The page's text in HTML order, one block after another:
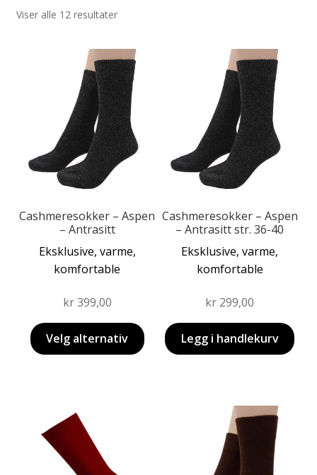
Produkter
Fold
ut
Viser alle 12 resultater
Cashmeresokker – Aspen
– Antrasitt
Eksklusive, varme,
komfortable
kr399,00
Velg alternativ
Dette
produktet
har
flere
varianter.
Alternativene
kan
velges
produktsiden Cashmeresokker – Aspen
– Antrasitt str. 36-40
Eksklusive, varme,
komfortable
kr 299,00
Legg i handlekurv
produktet
har
flere
Dette
produktet
har